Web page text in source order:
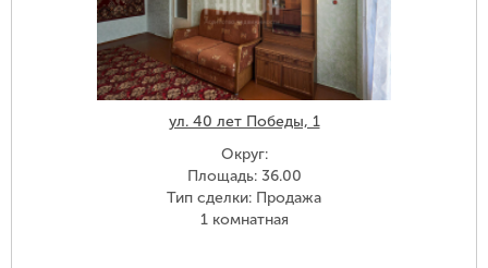
ул. 40 лет Победы, 1
Округ:
Площадь: 36.00
Тип сделки: Продажа
1 комнатная